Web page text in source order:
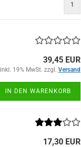
1
39,45 EUR
inkl. 19% MwSt. zzgl. Versand
IN DEN WARENKORB
17,30 EUR